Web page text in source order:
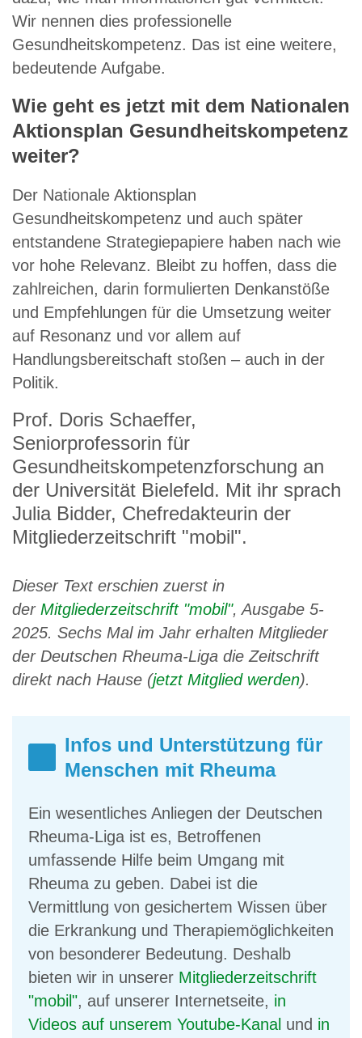
Wir nennen dies professionelle
Gesundheitskompetenz. Das ist eine weitere,
bedeutende Aufgabe.
Wie geht es jetzt mit dem Nationalen
Aktionsplan Gesundheitskompetenz
weiter?
Der Nationale Aktionsplan
Gesundheitskompetenz und auch später
entstandene Strategiepapiere haben nach wie
vor hohe Relevanz. Bleibt zu hoffen, dass die
zahlreichen, darin formulierten Denkanstöße
und Empfehlungen für die Umsetzung weiter
auf Resonanz und vor allem auf
Handlungsbereitschaft stoßen – auch in der
Politik.
Prof. Doris Schaeffer,
Seniorprofessorin für
Gesundheitskompetenzforschung an
der Universität Bielefeld. Mit ihr sprach
Julia Bidder, Chefredakteurin der
Mitgliederzeitschrift "mobil".
Dieser Text erschien zuerst in
der Mitgliederzeitschrift "mobil", Ausgabe 5-
2025. Sechs Mal im Jahr erhalten Mitglieder
der Deutschen Rheuma-Liga die Zeitschrift
direkt nach Hause (jetzt Mitglied werden).
Infos und Unterstützung für
Menschen mit Rheuma
Ein wesentliches Anliegen der Deutschen
Rheuma-Liga ist es, Betroffenen
umfassende Hilfe beim Umgang mit
Rheuma zu geben. Dabei ist die
Vermittlung von gesichertem Wissen über
die Erkrankung und Therapiemöglichkeiten
von besonderer Bedeutung. Deshalb
bieten wir in unserer Mitgliederzeitschrift
"mobil", auf unserer Internetseite, in
Videos auf unserem Youtube-Kanal und in